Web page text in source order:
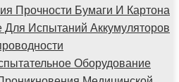
Прочности Бумаги И Картона
Для Испытаний Аккумуляторов
Оборудование